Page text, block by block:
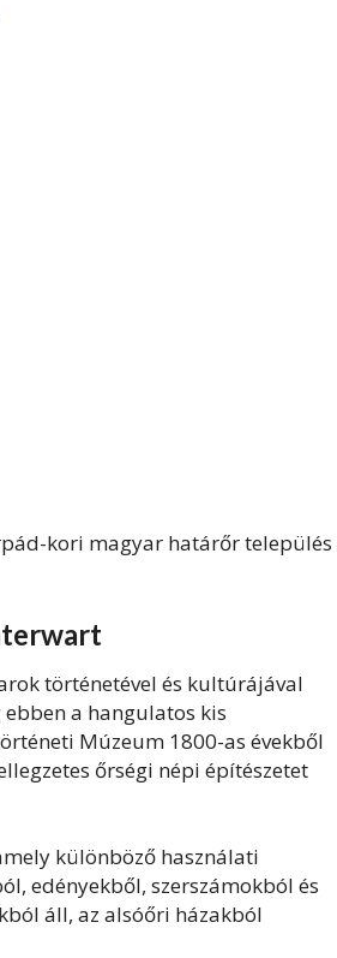
kori magyar határőr település
történetével és kultúrájával
a hangulatos kis
Múzeum 1800-as évekből
őrségi népi építészetet
különböző használati
edényekből, szerszámokból és
áll, az alsóőri házakból